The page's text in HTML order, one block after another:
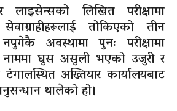
लिखित परीक्षामा
तोकिएको तीन
अवस्थामा पुनः परीक्षामा
नाममा घुस असुली भएको उजुरी र
अख्तियार कार्यालयबाट
थालेको हो।